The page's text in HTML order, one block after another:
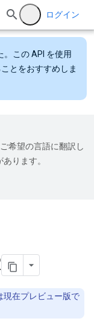
ログイン
この API を使用
とをおすすめしま
希望の言語に翻訳し
ります。
現在プレビュー版で